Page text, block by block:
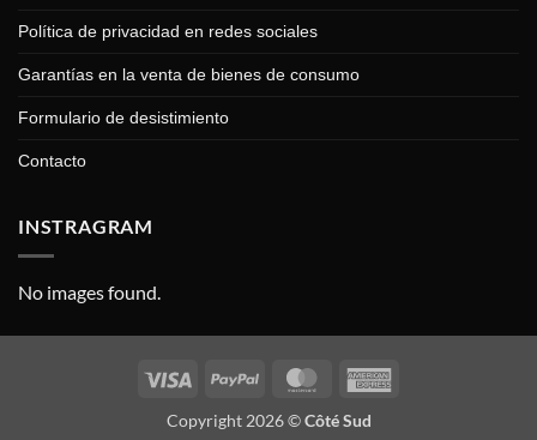
Política de privacidad en redes sociales
Garantías en la venta de bienes de consumo
Formulario de desistimiento
Contacto
INSTRAGRAM
No images found.
Visa PayPal MasterCard
Copyright 2026 ©Côté Sud